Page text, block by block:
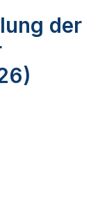
der